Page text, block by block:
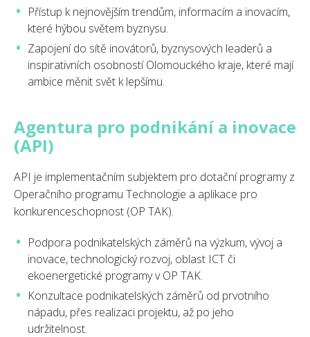
Přístup k nejnovějším trendům, informacím a inovacím,
které hýbou světem byznysu.
Zapojení do sítě inovátorů, byznysových leaderů a
inspirativních osobností Olomouckého kraje, které mají
ambice měnit svět k lepšímu.
Agentura pro podnikání a inovace
(API)
API je implementačním subjektem pro dotační programy z
Operačního programu Technologie a aplikace pro
konkurenceschopnost (OP TAK).
Podpora podnikatelských záměrů na výzkum, vývoj a
inovace, technologický rozvoj, oblast ICT či
ekoenergetické programy v OP TAK.
Konzultace podnikatelských záměrů od prvotního
nápadu, přes realizaci projektu, až po jeho
udržitelnost.